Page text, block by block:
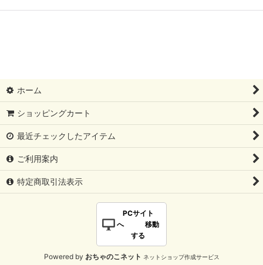
ホーム
ショッピングカート
最近チェックしたアイテム
ご利用案内
特定商取引法表示
PCサイト
へ 移動
する
Powered by おちゃのこネット ネットショップ作成サービス